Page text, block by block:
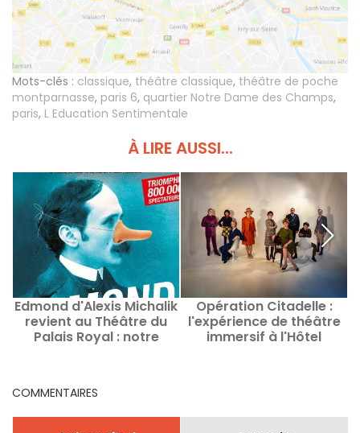
Mots-clés : classique, théâtre classique, théâtre de poche
montparnasse, paris 6, quartier Notre Dame des Champs,
paris, L Education Sentimentale
À LIRE AUSSI...
Edmond d'Alexis Michalik
revient au Théâtre du
Palais Royal : notre
Opération Citadelle :
l'expérience de théâtre
immersif à l'Hôtel
COMMENTAIRES